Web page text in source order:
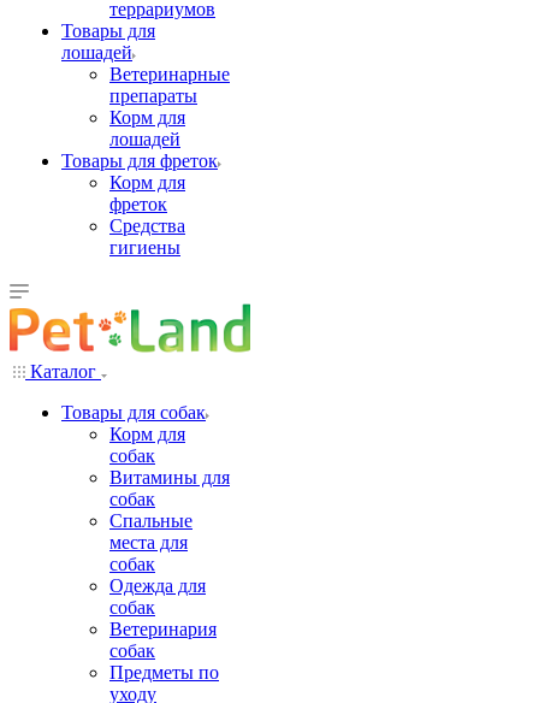
террариумов
Товары для
лошадей
Ветеринарные
препараты
Корм для
лошадей
Товары для фреток
Корм для
фреток
Средства
гигиены
Каталог
Товары для собак
Корм для
собак
Витамины для
собак
Спальные
места для
собак
Одежда для
собак
Ветеринария
собак
Предметы по
уходу